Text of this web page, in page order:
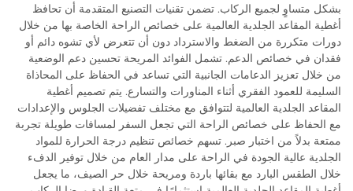
بشكل متساوٍ لجميع الركاب. تضمن تقنيات التصنيع المتقدمة أن تحافظ
أغطية المقاعد الجلدية العالمية على خصائص الراحة الخاصة بها من خلال
دورات متكررة من الضغط والاسترداد دون أن تتعرض لأي تشوه دائم أو
فقدان في خصائص الدعم. تشمل الفوائد المريحة تحسين دعم الوضعية
من خلال تعزيز الدعامات الجانبية التي تساعد في الحفاظ على المحاذاة
السليمة للعمود الفقري أثناء المناورات والتسارع. يتم تصميم أغطية
المقاعد الجلدية العالمية لتتوافق مع مختلف تفضيلات الجلوس والإعدادات
مع الحفاظ على خصائص الراحة التي تجعل السفر لمسافات طويلة تجربة
ممتعة بدلاً من اختبار صبر. تسهم خصائص تنظيم درجة الحرارة للمواد
الجلدية عالية الجودة في الراحة على مدار العام من خلال توفير الدفء
خلال الطقس البارد مع بقائها باردة ومريحة خلال حر الصيف، ما يجعل